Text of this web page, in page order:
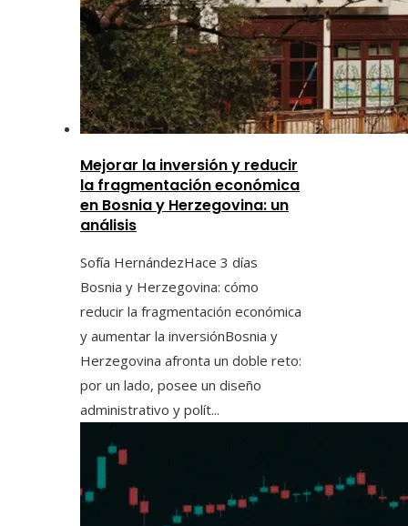
Mejorar la inversión y reducir
la fragmentación económica
en Bosnia y Herzegovina: un
análisis
Sofía HernándezHace 3 días
Bosnia y Herzegovina: cómo
reducir la fragmentación económica
y aumentar la inversiónBosnia y
Herzegovina afronta un doble reto:
por un lado, posee un diseño
administrativo y polít...